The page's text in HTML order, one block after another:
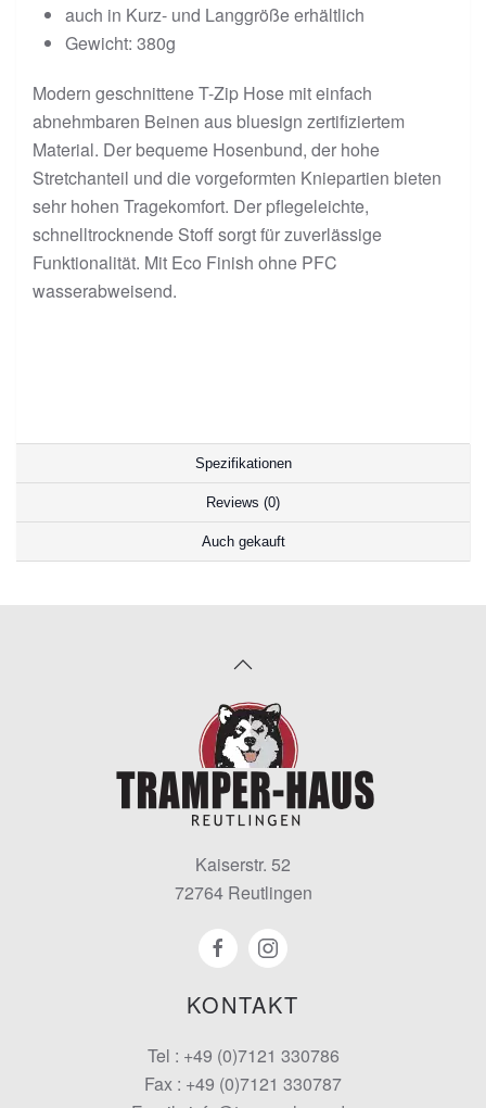
auch in Kurz- und Langgröße erhältlich
Gewicht: 380g
Modern geschnittene T-Zip Hose mit einfach
abnehmbaren Beinen aus bluesign zertifiziertem
Material. Der bequeme Hosenbund, der hohe
Stretchanteil und die vorgeformten Kniepartien bieten
sehr hohen Tragekomfort. Der pflegeleichte,
schnelltrocknende Stoff sorgt für zuverlässige
Funktionalität. Mit Eco Finish ohne PFC
wasserabweisend.
Spezifikationen
Reviews (0)
Auch gekauft
KONTAKT
Tel : +49 (0)7121 330786
Fax : +49 (0)7121 330787
Kaiserstr. 52
72764 Reutlingen